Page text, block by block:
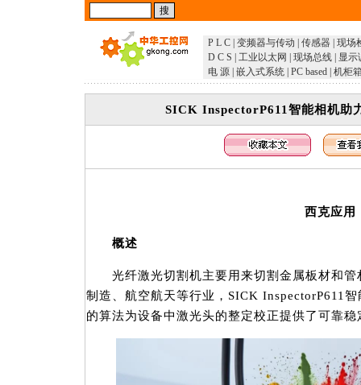
P L C 变频器与传动 传感器 现场
D C S
工业以太网 现场总线
显示
电 源 嵌入式系统 PC based 机柜
SICK InspectorP611智能相机助
西克应用
概述
光纤激光切割机主要用来切割金属板材和管
制造、航空航天等行业，SICK InspectorP611
的算法为设备中激光头的整定校正提供了可靠